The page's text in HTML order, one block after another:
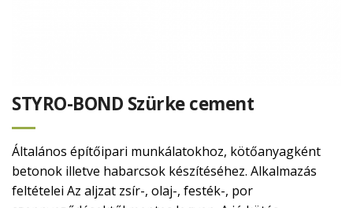
STYRO-BOND Szürke cement
Általános építőipari munkálatokhoz, kötőanyagként
betonok illetve habarcsok készítéséhez. Alkalmazás
feltételei Az aljzat zsír-, olaj-, festék-, por